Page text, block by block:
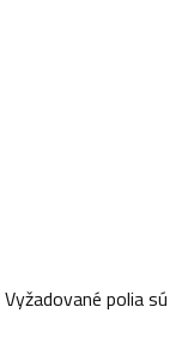
Vyžadované polia sú